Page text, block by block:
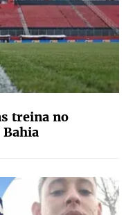
treina no